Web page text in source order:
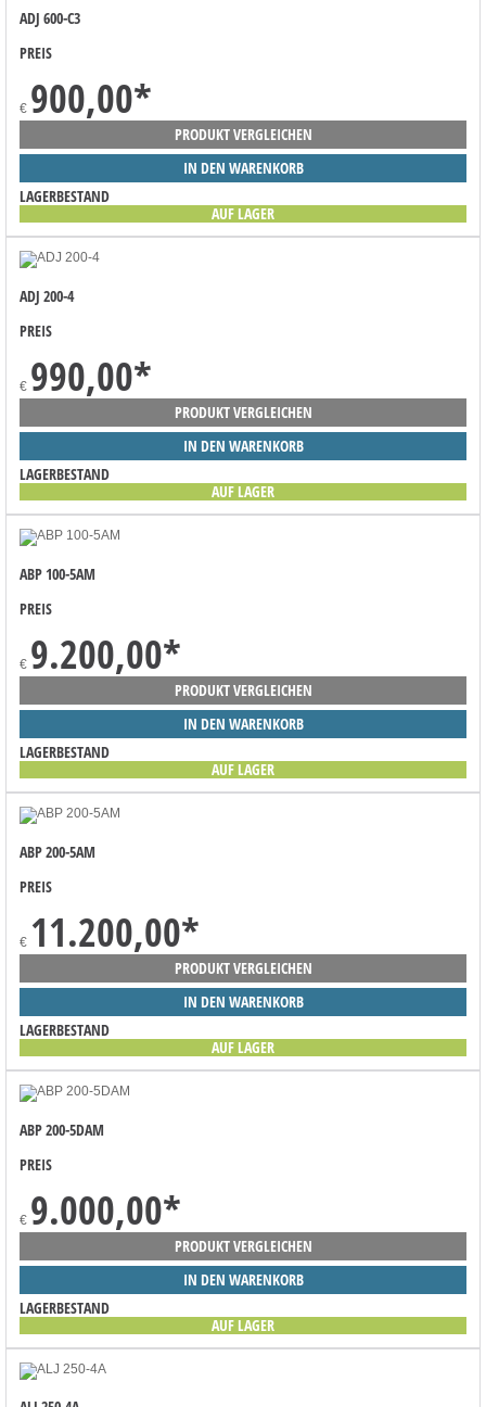
ADJ 600-C3
PREIS
€ 900,00*
PRODUKT VERGLEICHEN
IN DEN WARENKORB
LAGERBESTAND
AUF LAGER
ADJ 200-4
PREIS
€ 990,00*
PRODUKT VERGLEICHEN
IN DEN WARENKORB
LAGERBESTAND
AUF LAGER
ABP 100-5AM
PREIS
€ 9.200,00*
PRODUKT VERGLEICHEN
IN DEN WARENKORB
LAGERBESTAND
AUF LAGER
ABP 200-5AM
PREIS
€ 11.200,00*
PRODUKT VERGLEICHEN
IN DEN WARENKORB
LAGERBESTAND
AUF LAGER
ABP 200-5DAM
PREIS
€ 9.000,00*
PRODUKT VERGLEICHEN
IN DEN WARENKORB
LAGERBESTAND
AUF LAGER